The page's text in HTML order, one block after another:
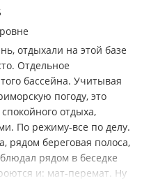
всё заснял на камеру,
завтра будет справка с
нетрезвом состоянии!!
хамил! Прошу
и связаться со мной
маленький, диван
грязный.
отдыхали на этой базе
Отдельное
бассейна. Учитывая
погоду, это
отдыха,
По режиму-все по делу.
рядом береговая полоса,
рядом в беседке
и: мат-перемат. Ну